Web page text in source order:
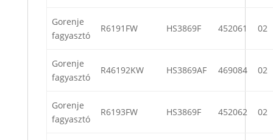
Gorenje
fagyasztó
R6191FW HS3869F 452061 02
Gorenje
fagyasztó
R46192KW HS3869AF 469084 02
Gorenje
fagyasztó
R6193FW HS3869F 452062 02